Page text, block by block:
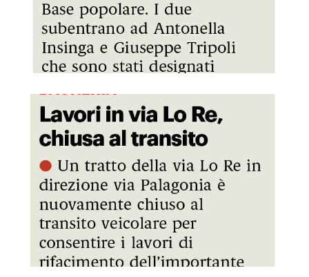
GDS 13/07/2024 Lavori in via Lo Re chiusa al transito